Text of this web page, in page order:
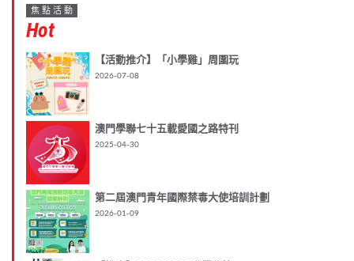
焦點活動
Hot
【活動推介】「小學雞」周圍玩
2026-07-08
澳門學聯七十五載愛國之路特刊
2025-04-30
第二屆澳門青年國際禁毒大使培訓計劃
2026-01-09